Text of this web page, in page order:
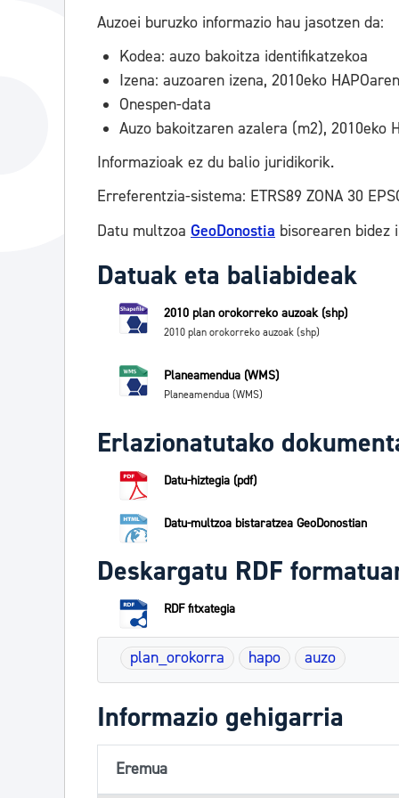
Auzoei buruzko informazio hau jasotzen da:
Kodea: auzo bakoitza identifikatzekoa
Izena: auzoaren izena, 2010eko
Onespen-data
Auzo bakoitzaren azalera (m2), 2010eko
Informazioak ez du balio juridikorik.
Erreferentzia-sistema: ETRS89 ZONA 30
Datu multzoa GeoDonostia bisorearen bidez
Datuak eta baliabideak
2010 plan orokorreko auzoak (shp)
2010 plan orokorreko auzoak (shp)
Planeamendua (WMS)
Planeamendua (WMS)
Erlazionatutako
Datu-hiztegia (pdf)
Datu-multzoa bistaratzea GeoDonostian
Deskargatu RDF
RDF fitxategia
plan_orokorra hapo auzo
Informazio gehigarria
Eremua